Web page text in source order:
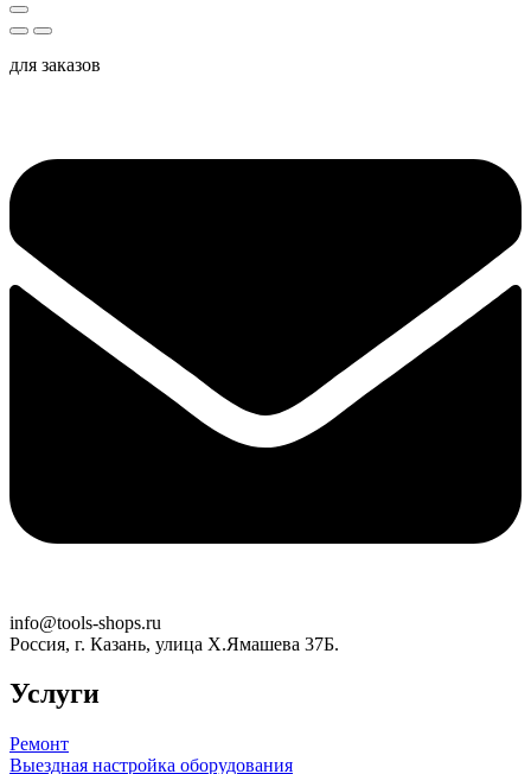
для заказов
info@tools-shops.ru
Россия, г. Казань, улица Х.Ямашева 37Б.
Услуги
Ремонт
Выездная настройка оборудования